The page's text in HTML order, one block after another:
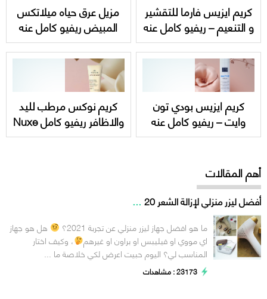
كريم ايزيس فارما للتقشير
و التنعيم – ريفيو كامل عنه
Isis Pharma Secalia
AHA
مزيل عرق حياه ميلاتكس
المبيض ريفيو كامل عنه
واسعاره Hayah Melatex
lighting roll on
كريم ايزيس بودي تون
وايت – ريفيو كامل عنه
واسعاره Isis body tone
كريم نوكس مرطب لليد
والاظافر ريفيو كامل Nuxe
reve de miel hand and
أهم المقالات
أفضل ليزر منزلي لإزالة الشعر 20 ...
ما هو افضل جهاز ليزر منزلي عن تجربة 2021؟
هل هو جهاز
اي مووي او فيليبس او براون او غيرهم
، وكيف اختار
المناسب لي؟ اليوم حبيت اعرض لكي خلاصة ما ...
23173 : مشاهدات